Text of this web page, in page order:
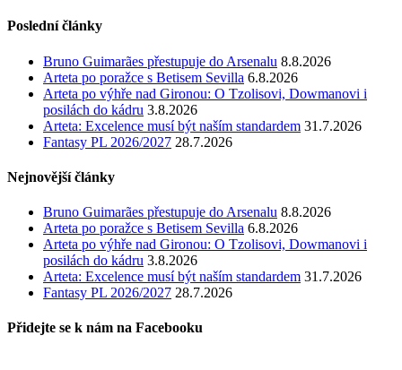
Poslední články
Bruno Guimarães přestupuje do Arsenalu 8.8.2026
Arteta po poražce s Betisem Sevilla 6.8.2026
Arteta po výhře nad Gironou: O Tzolisovi, Dowmanovi i
posilách do kádru 3.8.2026
Arteta: Excelence musí být naším standardem 31.7.2026
Fantasy PL 2026/2027 28.7.2026
Nejnovější články
Bruno Guimarães přestupuje do Arsenalu 8.8.2026
Arteta po poražce s Betisem Sevilla 6.8.2026
Arteta po výhře nad Gironou: O Tzolisovi, Dowmanovi i
posilách do kádru 3.8.2026
Arteta: Excelence musí být naším standardem 31.7.2026
Fantasy PL 2026/2027 28.7.2026
Přidejte se k nám na Facebooku